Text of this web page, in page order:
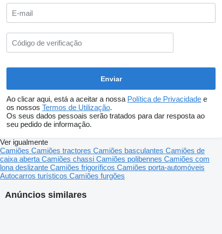
Ao clicar aqui, está a aceitar a nossa Política de Privacidade e
os nossos Termos de Utilização.
Os seus dados pessoais serão tratados para dar resposta ao
seu pedido de informação.
Anúncios similares
Ver igualmente
Camiões Camiões tractores Camiões basculantes Camiões de
caixa aberta Camiões chassi Camiões polibennes Camiões com
lona deslizante Camiões frigoríficos Camiões porta-automóveis
Autocarros turísticos Camiões furgões